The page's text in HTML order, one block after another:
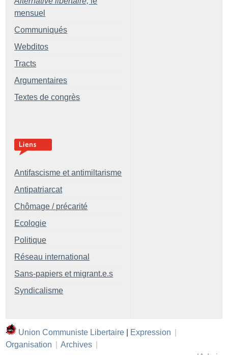
mensuel
Communiqués
Webditos
Tracts
Argumentaires
Textes de congrès
Antifascisme et antimiltarisme
Antipatriarcat
Chômage / précarité
Ecologie
Politique
Réseau international
Sans-papiers et migrant.e.s
Syndicalisme
Union Communiste Libertaire Expression
Organisation
Archives